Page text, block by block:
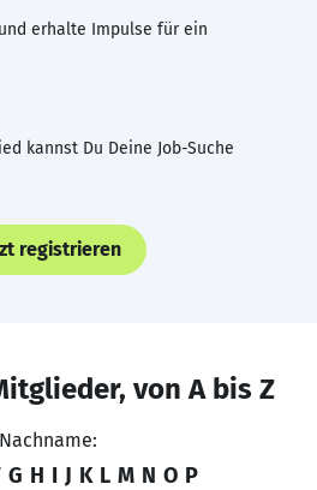
erhalte Impulse für ein
kannst Du Deine Job-Suche
registrieren
von A bis Z
Nachname:
G H I J K L M N O P